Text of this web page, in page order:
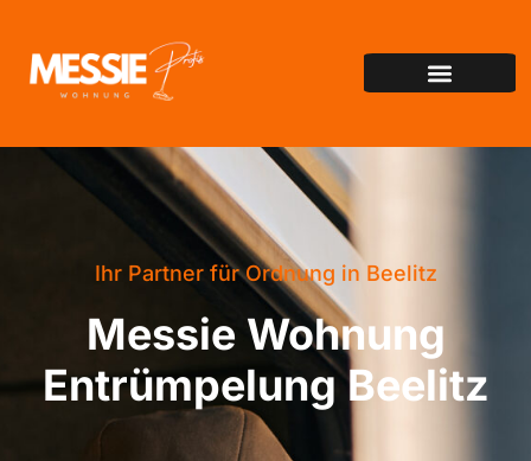
Ihr Partner für Ordnung in Beelitz
Messie Wohnung
Entrümpelung Beelitz